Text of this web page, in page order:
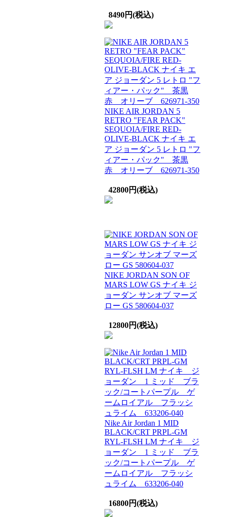
8490円(税込)
NIKE AIR JORDAN 5
RETRO "FEAR PACK"
SEQUOIA/FIRE RED-
OLIVE-BLACK ナイキ エ
ア ジョーダン 5 レトロ "フ
ィアー・パック" 茶黒
赤 オリーブ 626971-350
42800円(税込)
NIKE JORDAN SON OF
MARS LOW GS ナイキ ジ
ョーダン サンオブ マーズ
ロー GS 580604-037
12800円(税込)
Nike Air Jordan 1 MID
BLACK/CRT PRPL-GM
RYL-FLSH LM ナイキ ジ
ョーダン 1 ミッド ブラ
ック/コートパープル ゲ
ームロイアル フラッシ
ュライム 633206-040
16800円(税込)